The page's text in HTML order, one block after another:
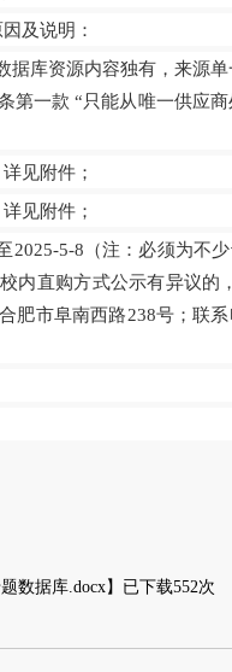
及说明：
据库资源内容独有，来源单
第一款 “只能从唯一供应
见附件；
见附件；
2025-5-8 （注：必须为不
内直购方式公示有异议
肥市阜南西路238号；联
数据库.docx】已下载552次